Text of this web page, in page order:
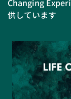
Changing
供しています